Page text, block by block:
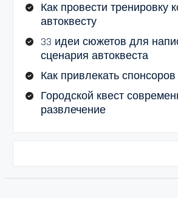
Как провести тренировку
автоквесту
33 идеи сюжетов для
сценария автоквеста
Как привлекать
Городской квест
развлечение